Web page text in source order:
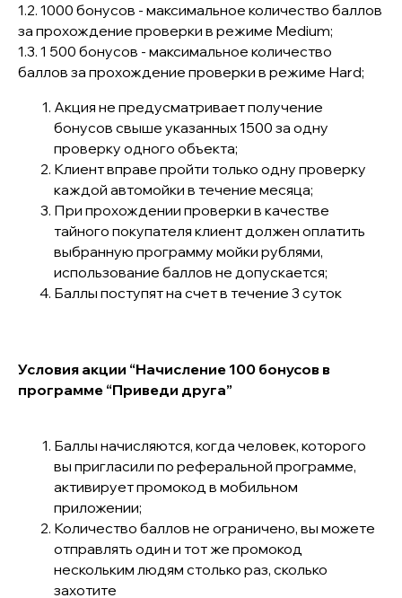
1.2. 1000 бонусов - максимальное количество баллов
за прохождение проверки в режиме Medium;
1.3. 1 500 бонусов - максимальное количество
баллов за прохождение проверки в режиме Hard;
Акция не предусматривает получение
бонусов свыше указанных 1500 за одну
проверку одного объекта;
Клиент вправе пройти только одну проверку
каждой автомойки в течение месяца;
При прохождении проверки в качестве
тайного покупателя клиент должен оплатить
выбранную программу мойки рублями,
использование баллов не допускается;
Баллы поступят на счет в течение 3 суток
Условия акции “Начисление 100 бонусов в
программе “Приведи друга”
Баллы начисляются, когда человек, которого
вы пригласили по реферальной программе,
активирует промокод в мобильном
приложении;
Количество баллов не ограничено, вы можете
отправлять один и тот же промокод
нескольким людям столько раз, сколько
захотите